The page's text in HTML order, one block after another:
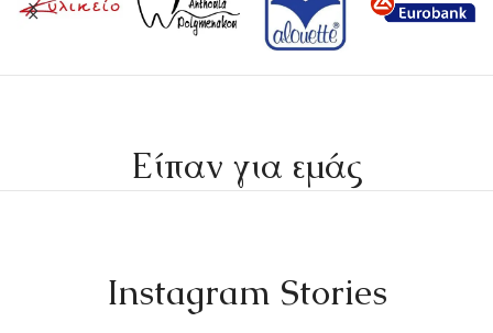
Είπαν για εμάς
Instagram Stories